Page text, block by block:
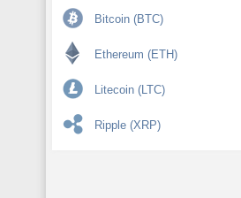
Bitcoin (BTC)
Ethereum (ETH)
Litecoin (LTC)
Ripple (XRP)